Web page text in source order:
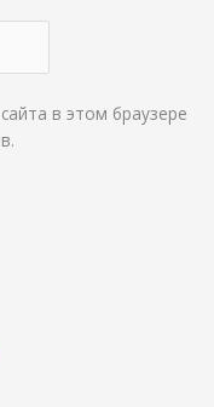
в этом браузере